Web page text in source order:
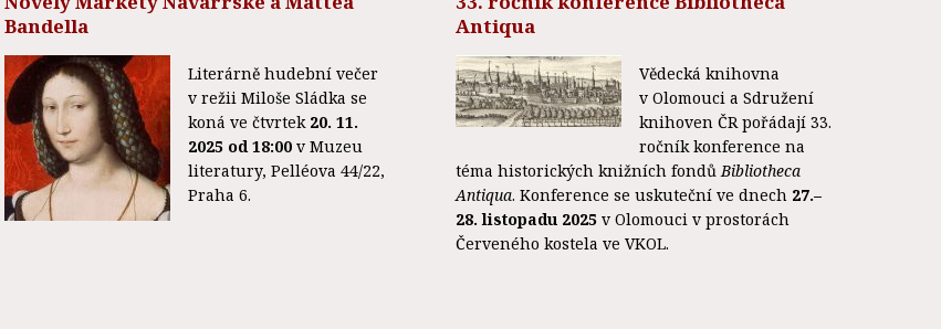
Bandella
Literárně hudební večer
v režii Miloše Sládka se
koná ve čtvrtek 20. 11.
2025 od 18:00 v Muzeu
literatury, Pelléova 44/22,
Praha 6.
Antiqua
Vědecká knihovna
v Olomouci a Sdružení
knihoven ČR pořádají 33.
ročník konference na
téma historických knižních fondůBibliotheca
Antiqua. Konference se uskuteční ve dnech 27.–
28. listopadu 2025v Olomouci v prostorách
Červeného kostela ve VKOL.